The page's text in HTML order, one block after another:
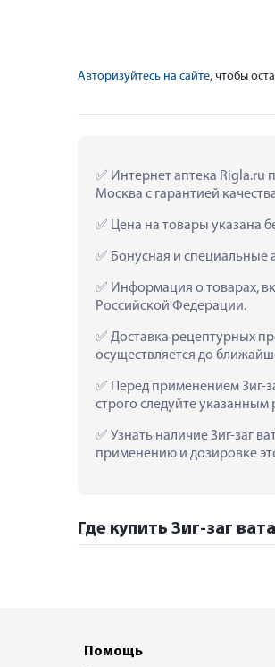
Авторизуйтесь на сайте, чтобы
Интернет аптека Rigla.ru
Москва с гарантией
Цена на товары указана
Бонусная и специальные
Информация о товарах,
Российской Федерации.
Доставка рецептурных
осуществляется до
Перед применением Зиг-
строго следуйте
Узнать наличие Зиг-заг
применению и дозировке
Где купить Зиг-заг
Помощь